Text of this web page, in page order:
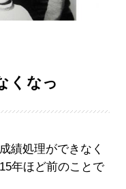
くなっ
績処理ができなく
年ほど前のことで